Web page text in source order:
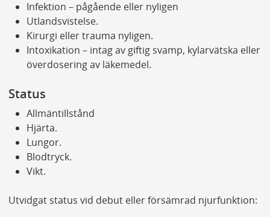
Infektion – pågående eller nyligen
Utlandsvistelse.
Kirurgi eller trauma nyligen.
Intoxikation – intag av giftig svamp, kylarvätska eller
överdosering av läkemedel.
Status
Allmäntillstånd
Hjärta.
Lungor.
Blodtryck.
Vikt.
Utvidgat status vid debut eller försämrad njurfunktion: